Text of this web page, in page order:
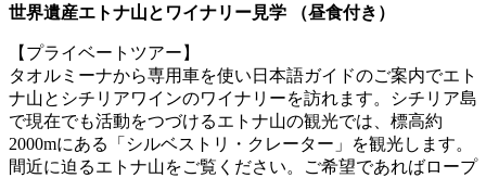
世界遺産エトナ山とワイナリー見学 （昼食付き）
【プライベートツアー】
タオルミーナから専用車を使い日本語ガイドのご案内でエト
ナ山とシチリアワインのワイナリーを訪れます。シチリア島
で現在でも活動をつづけるエトナ山の観光では、標高約
2000mにある「シルベストリ・クレーター」を観光します。
間近に迫るエトナ山をご覧ください。ご希望であればロープ